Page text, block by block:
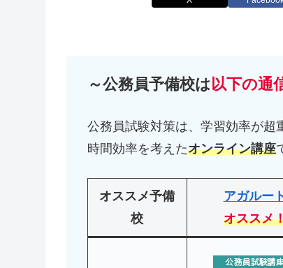
～公務員予備校は以下の通
公務員試験対策は、学習効率が超
時間効率を考えたオンライン講座
オススメ予備
校
アガルー
オススメ